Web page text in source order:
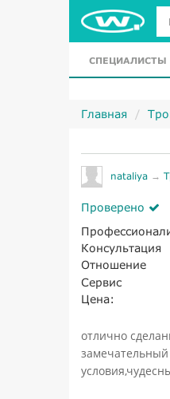
СПЕЦИАЛИСТЫ
Главная
nataliya →
Проверено
Консультация
Отношение
Сервис
Цена:
oтлично
замечательный